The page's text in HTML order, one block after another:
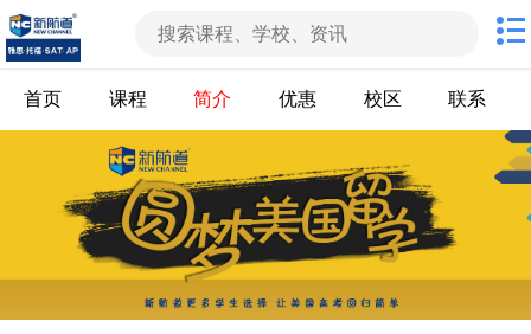
首页 课程 简介 优惠 校区 联系